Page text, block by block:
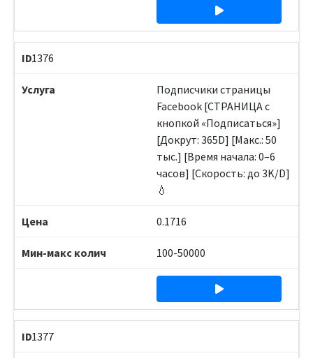
1376
Подписчики страницы
Facebook [СТРАНИЦА с
кнопкой «Подписаться»]
[Докрут: 365D] [Макс.: 50
тыс.] [Время начала: 0–6
часов] [Скорость: до 3K/D]
💧
0.1716
100-50000
1377